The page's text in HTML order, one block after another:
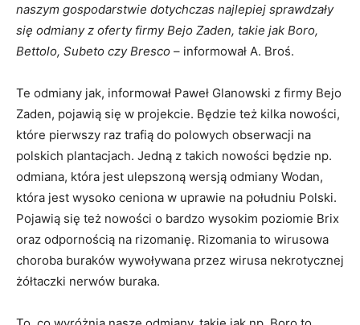
naszym gospodarstwie dotychczas najlepiej sprawdzały
się odmiany z oferty firmy Bejo Zaden, takie jak Boro,
Bettolo, Subeto czy Bresco – informował A. Broś.
Te odmiany jak, informował Paweł Glanowski z firmy Bejo
Zaden, pojawią się w projekcie. Będzie też kilka nowości,
które pierwszy raz trafią do polowych obserwacji na
polskich plantacjach. Jedną z takich nowości będzie np.
odmiana, która jest ulepszoną wersją odmiany Wodan,
która jest wysoko ceniona w uprawie na południu Polski.
Pojawią się też nowości o bardzo wysokim poziomie Brix
oraz odpornością na rizomanię. Rizomania to wirusowa
choroba buraków wywoływana przez wirusa nekrotycznej
żółtaczki nerwów buraka.